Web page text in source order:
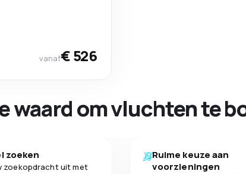
vanaf€ 526
waard om vluchten te
zoeken
zoekopdracht uit met
Ruime keuze aan
voorzieningen